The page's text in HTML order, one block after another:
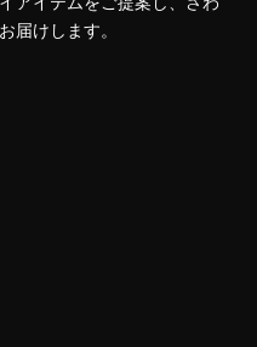
届けします。